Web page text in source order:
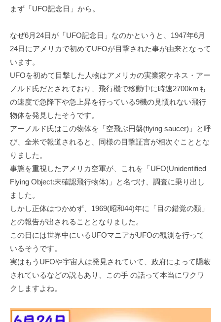
m
まず「UFO記念日」から。
なぜ6月24日が「UFO記念日」なのかというと、1947年6月
24日にアメリカで初めてUFOが目撃された事が由来となって
います。
UFOを初めて目撃した人物はアメリカの実業家ケネス・アー
ノルド氏だとされており、飛行機で移動中に時速2700kmも
の速度で急降下や急上昇を行っている9機の見慣れない飛行
物体を発見したそうです。
アーノルド氏はこの物体を「空飛ぶ円盤(flying saucer)」と呼
び、全米で報道されると、同様の目撃証言が相次ぐこととな
りました。
事態を重視したアメリカ空軍が、これを「UFO(Unidentified
Flying Object:未確認飛行物体)」と名づけ、調査に乗り出し
ました。
しかし正体はつかめず、1969(昭和44)年に「目の錯覚の類」
との報告が出されることとなりました。
この日には世界中にいるUFOマニアがUFOの観測を行って
いるそうです。
実はもうUFOや宇宙人は発見されていて、政府によって隠蔽
されているなどの説もあり、この手 の話って本当にワクワ
クしますよね。